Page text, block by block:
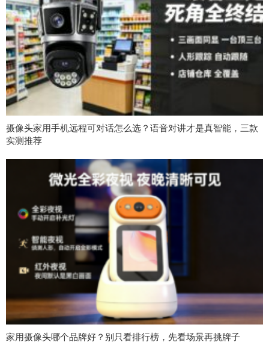
摄像头家用手机远程可对话怎么选？语音对讲才是真智能，三款
实测推荐
家用摄像头哪个品牌好？别只看排行榜，先看场景再挑牌子